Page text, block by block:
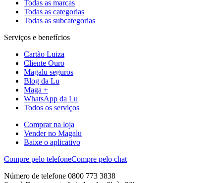
Todas as marcas
Todas as categorias
Todas as subcategorias
Serviços e benefícios
Cartão Luiza
Cliente Ouro
Magalu seguros
Blog da Lu
Maga +
WhatsApp da Lu
Todos os serviços
Comprar na loja
Vender no Magalu
Baixe o aplicativo
Compre pelo telefoneCompre pelo chat
Número de telefone 0800 773 3838